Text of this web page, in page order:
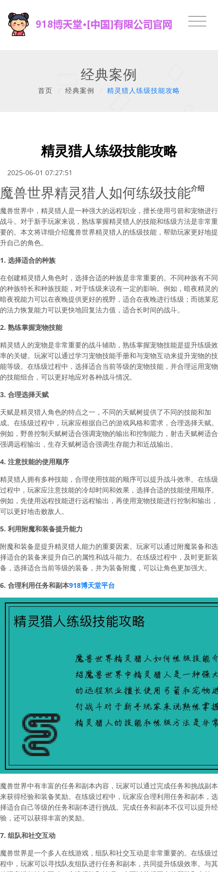
经典案例
首页 经典案例 精灵猎人练级技能攻略
精灵猎人练级技能攻略
2025-06-01 07:27:51
魔兽世界精灵猎人如何练级技能介绍
魔兽世界中，精灵猎人是一种强大的远程职业，擅长使用弓箭和宠物进行
战斗。对于新手玩家来说，熟练掌握精灵猎人的技能和练级方法是非常重
要的。本文将详细介绍魔兽世界精灵猎人的练级技能，帮助玩家更好地提
升自己的角色。
1. 选择适合的种族
在创建精灵猎人角色时，选择合适的种族是非常重要的。不同种族有不同
的种族特长和种族技能，对于练级来说有一定的影响。例如，暗夜精灵的
暗夜视能力可以在夜晚提供更好的视野，适合在夜晚进行练级；而德莱尼
的法力恢复能力可以更快地回复法力值，适合长时间的战斗。
2. 熟练掌握宠物技能
精灵猎人的宠物是非常重要的战斗辅助，熟练掌握宠物技能是提升练级效
率的关键。玩家可以通过学习宠物技能手册和与宠物互动来提升宠物的技
能等级。在练级过程中，选择适合当前等级的宠物技能，并合理运用宠物
的技能组合，可以更好地应对各种战斗情况。
3. 合理选择天赋
天赋是精灵猎人角色的特点之一，不同的天赋树提供了不同的技能和加
成。在练级过程中，玩家应根据自己的游戏风格和需求，合理选择天赋。
例如，野兽控制天赋树适合强调宠物的输出和控制能力，射击天赋树适合
强调远程输出，生存天赋树适合强调生存能力和近战输出。
4. 注意技能的使用顺序
精灵猎人拥有多种技能，合理使用技能的顺序可以提升战斗效率。在练级
过程中，玩家应注意技能的冷却时间和效果，选择合适的技能使用顺序。
例如，先使用远程技能进行远程输出，再使用宠物技能进行控制和输出，
可以更好地击败敌人。
5. 利用附魔和装备提升能力
附魔和装备是提升精灵猎人能力的重要因素。玩家可以通过附魔装备和选
择适合的装备来提升自己的属性和战斗能力。在练级过程中，及时更新装
备，选择适合当前等级的装备，并为装备附魔，可以让角色更加强大。
6. 合理利用任务和副本918博天堂平台
魔兽世界中有丰富的任务和副本内容，玩家可以通过完成任务和挑战副本
来获得经验和装备奖励。在练级过程中，玩家应合理利用任务和副本，选
择适合自己等级的任务和副本进行挑战。完成任务和副本不仅可以提升经
验，还可以获得丰富的奖励。
7. 组队和社交互动
魔兽世界是一个多人在线游戏，组队和社交互动是非常重要的。在练级过
程中，玩家可以寻找队友组队进行任务和副本，共同提升练级效率。与其